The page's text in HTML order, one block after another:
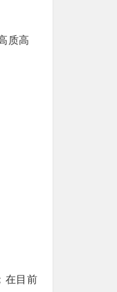
质高
在目前